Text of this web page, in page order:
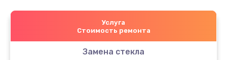
Услуга
Стоимость ремонта
Замена стекла